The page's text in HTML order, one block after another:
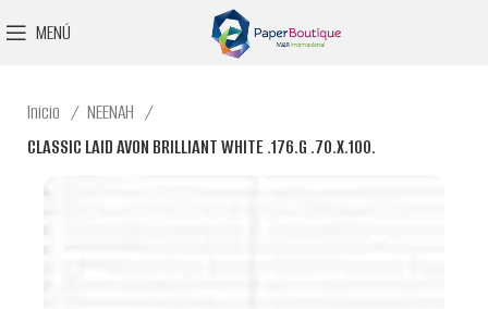
MENÚ
Inicio
NEENAH
CLASSIC LAID AVON BRILLIANT WHITE .176.G .70.X.100.